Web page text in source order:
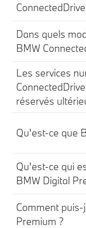
Dans quels
BMW
Les services
réservés
Qu'est-ce que
Qu'est-ce qui
BMW Digital
Comment
Premium ?